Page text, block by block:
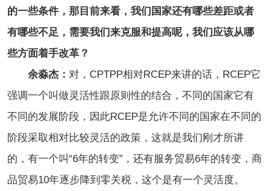
的一些条件，那目前来看，我们国家还有哪些差距或者
有哪些不足，需要我们来克服和提高呢，我们应该从哪
些方面着手改革？
余淼杰： 对，CPTPP相对RCEP来讲的话，RCEP它
强调一个叫做灵活性跟原则性的结合，不同的国家它有
不同的发展阶段，因此RCEP是允许不同的国家在不同的
阶段采取相对比较灵活的政策，这就是我们刚才所讲
的，有一个叫“6年的转变”，还有服务贸易6年的转变，商
品贸易10年逐步降到零关税，这个是有一个灵活度。